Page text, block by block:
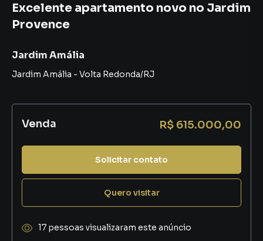
Excelente apartamento novo no Jardim
Provence
Jardim Amália
Jardim Amália - Volta Redonda/RJ
Venda R$ 615.000,00
Solicitar contato
Quero visitar
17 pessoas visualizaram este anúncio